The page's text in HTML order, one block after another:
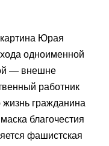
Юрая
одноименной
— внешне
работник
гражданина
благочестия
фашистская